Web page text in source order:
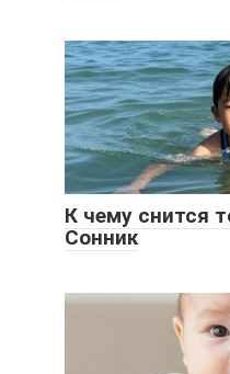
К чему снится
Сонник